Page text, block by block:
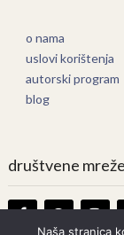
o nama
uslovi korištenja
autorski program
blog
društvene mreže
Naša stranica